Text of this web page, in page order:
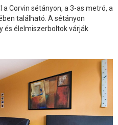
Corvin sétányon, a 3-as metró, a
található. A sétányon
és élelmiszerboltok várják